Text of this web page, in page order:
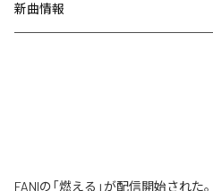
新曲情報
FANIの「燃える」が配信開始され